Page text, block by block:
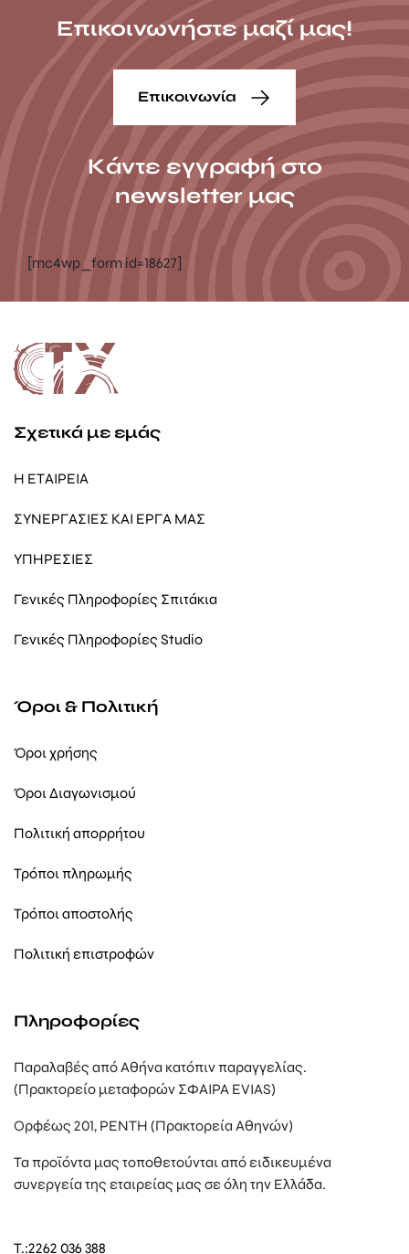
Επικοινωνήστε μαζί μας!
Επικοινωνία
Κάντε εγγραφή στο
newsletter μας
[mc4wp_form id=18627]
Σχετικά με εμάς
Η ΕΤΑΙΡΕΙΑ
ΣΥΝΕΡΓΑΣΙΕΣ ΚΑΙ ΕΡΓΑ ΜΑΣ
ΥΠΗΡΕΣΙΕΣ
Γενικές Πληροφορίες Σπιτάκια
Γενικές Πληροφορίες Studio
Όροι & Πολιτική
Όροι χρήσης
Όροι Διαγωνισμού
Πολιτική απορρήτου
Τρόποι πληρωμής
Τρόποι αποστολής
Πολιτική επιστροφών
Πληροφορίες
Παραλαβές από Αθήνα κατόπιν παραγγελίας.
(Πρακτορείο μεταφορών ΣΦΑΙΡΑ EVIAS)
Ορφέως 201, ΡΕΝΤΗ (Πρακτορεία Αθηνών)
Τα προϊόντα μας τοποθετούνται από ειδικευμένα
συνεργεία της εταιρείας μας σε όλη την Ελλάδα.
T.:2262 036 388